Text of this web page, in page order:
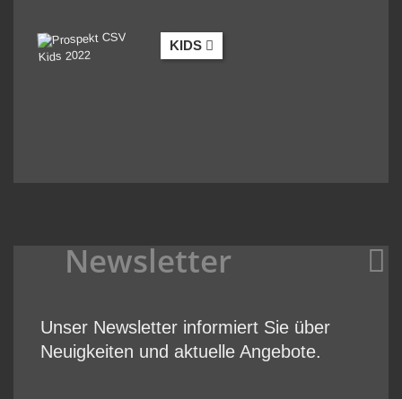
KIDS
Newsletter
Unser Newsletter informiert Sie über
Neuigkeiten und aktuelle Angebote.